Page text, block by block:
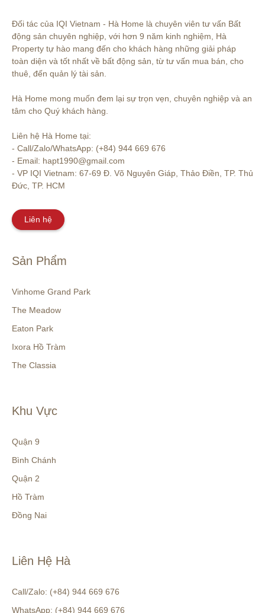
Đối tác của IQI Vietnam - Hà Home là chuyên viên tư vấn Bất
động sản chuyên nghiệp, với hơn 9 năm kinh nghiệm, Hà
Property tự hào mang đến cho khách hàng những giải pháp
toàn diện và tốt nhất về bất động sản, từ tư vấn mua bán, cho
thuê, đến quản lý tài sản.
Hà Home mong muốn đem lại sự trọn vẹn, chuyên nghiệp và an
tâm cho Quý khách hàng.
Liên hệ Hà Home tại:
- Call/Zalo/WhatsApp: (+84) 944 669 676
- Email: hapt1990@gmail.com
- VP IQI Vietnam: 67-69 Đ. Võ Nguyên Giáp, Thảo Điền, TP. Thủ
Đức, TP. HCM
Liên hệ
Sản Phẩm
Vinhome Grand Park
The Meadow
Eaton Park
Ixora Hồ Tràm
The Classia
Khu Vực
Quận 9
Bình Chánh
Quận 2
Hồ Tràm
Đồng Nai
Liên Hệ Hà
Call/Zalo: (+84) 944 669 676
WhatsApp: (+84) 944 669 676